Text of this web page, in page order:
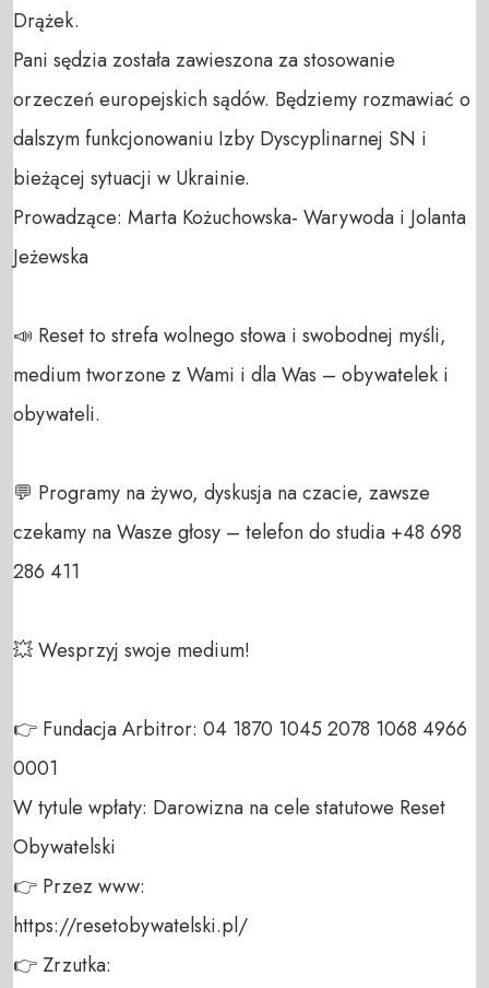
Drążek.
Pani sędzia została zawieszona za stosowanie
orzeczeń europejskich sądów. Będziemy rozmawiać o
dalszym funkcjonowaniu Izby Dyscyplinarnej SN i
bieżącej sytuacji w Ukrainie.
Prowadzące: Marta Kożuchowska- Warywoda i Jolanta
Jeżewska
📣 Reset to strefa wolnego słowa i swobodnej myśli,
medium tworzone z Wami i dla Was – obywatelek i
obywateli.
💬 Programy na żywo, dyskusja na czacie, zawsze
czekamy na Wasze głosy – telefon do studia +48 698
286 411
💥 Wesprzyj swoje medium!
👉 Fundacja Arbitror: 04 1870 1045 2078 1068 4966
0001
W tytule wpłaty: Darowizna na cele statutowe Reset
Obywatelski
👉 Przez www:
https://resetobywatelski.pl/
👉 Zrzutka: